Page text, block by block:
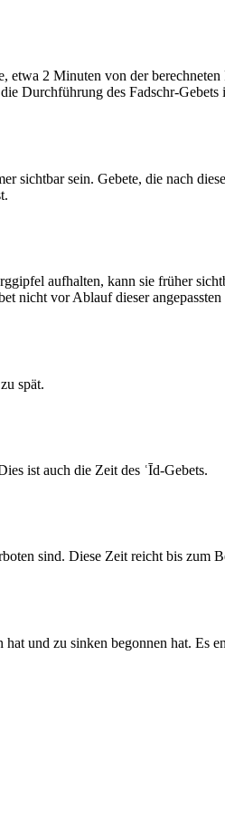
2 Minuten von der
Durchführung des Fadschr-Gebets
sichtbar sein. Gebete, die nach
aufhalten, kann sie früher
nicht vor Ablauf dieser
spät.
ist auch die Zeit des ʿĪd-Gebets.
sind. Diese Zeit reicht bis zum
und zu sinken begonnen hat. Es